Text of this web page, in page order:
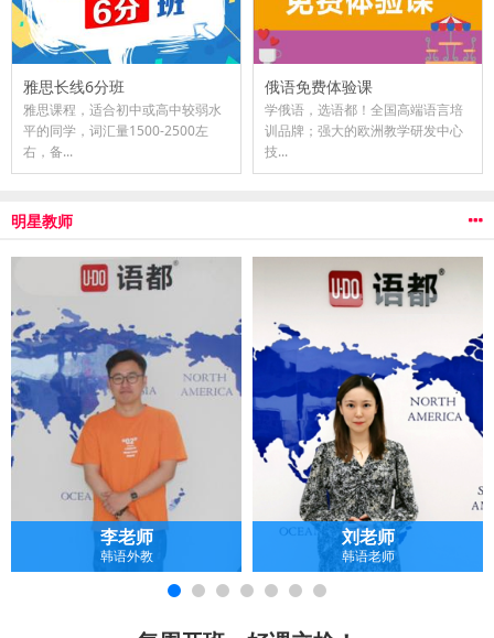
雅思长线6分班
雅思课程，适合初中或高中较弱水
平的同学，词汇量1500-2500左
右，备...
俄语免费体验课
学俄语，选语都！全国高端语言培
训品牌；强大的欧洲教学研发中心
技...
明星教师
李老师
韩语外教
刘老师
韩语老师